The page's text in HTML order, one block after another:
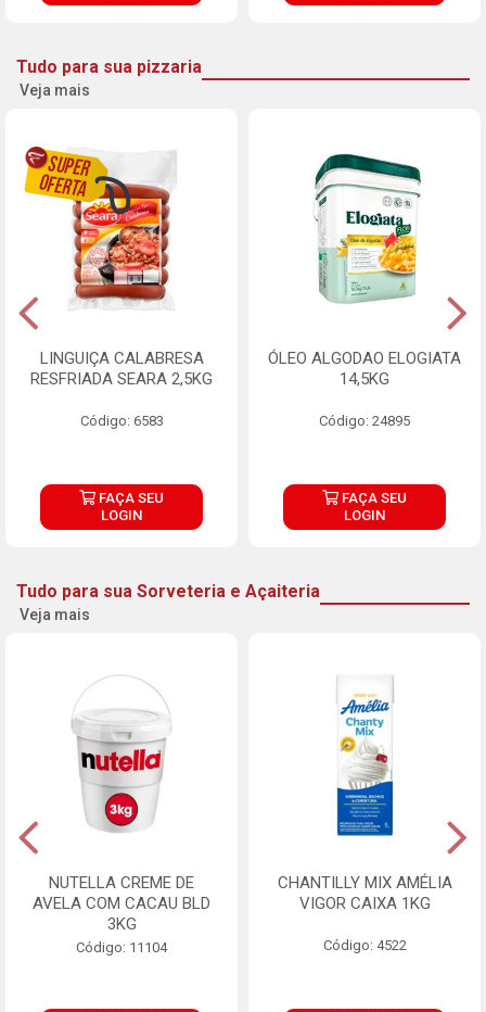
Tudo para sua pizzaria
Veja mais
LINGUIÇA CALABRESA
RESFRIADA SEARA 2,5KG
Código: 6583
FAÇA SEU
LOGIN
ÓLEO ALGODAO ELOGIATA
14,5KG
Código: 24895
FAÇA SEU
LOGIN
Tudo para sua Sorveteria e Açaiteria
Veja mais
NUTELLA CREME DE
AVELA COM CACAU BLD
3KG
Código: 11104
CHANTILLY MIX AMÉLIA
VIGOR CAIXA 1KG
Código: 4522